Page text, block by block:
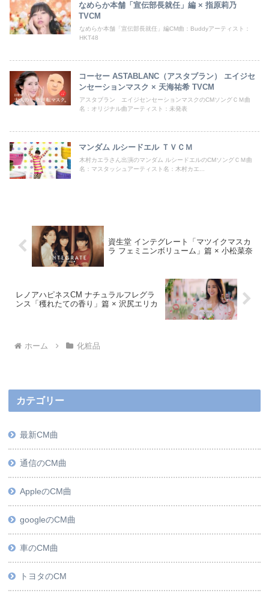
なめらか本舗「宣伝部長就任」編 × 指原莉乃
TVCM
なめらか本舗「宣伝部長就任」編CM曲：Buddyアーティスト：
HKT48
コーセー ASTABLANC（アスタブラン） エイジセ
ンセーションマスク × 天海祐希 TVCM
アスタブラン エイジセンセーションマスクのCMソングＣＭ曲
名：オリジナル曲アーティスト：未発表
マンダム ルシードエル ＴＶＣＭ
木村カエラさん出演のマンダム ルシードエルのCMソングＣＭ曲
名：マスタッシュアーティスト名：木村カエ...
資生堂 インテグレート「マツイクマスカ
ラ フェミニンボリューム」篇 × 小松菜奈
レノアハピネスCM ナチュラルフレグラ
ンス「穫れたての香り」篇 × 沢尻エリカ
ホーム 化粧品
カテゴリー
最新CM曲
通信のCM曲
AppleのCM曲
googleのCM曲
車のCM曲
トヨタのCM